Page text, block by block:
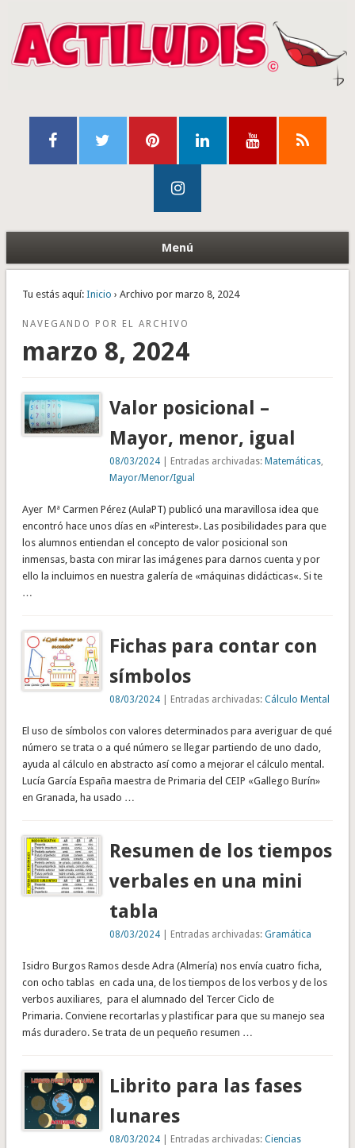
Menú
Tu estás aquí: Inicio › Archivo por marzo 8, 2024
NAVEGANDO POR EL ARCHIVO
marzo 8, 2024
Valor posicional –
Mayor, menor, igual
08/03/2024 | Entradas archivadas:Matemáticas
Mayor/Menor/Igual
Ayer Mª Carmen Pérez (AulaPT) publicó una maravillosa idea que
encontró hace unos días en «Pinterest». Las posibilidades para que
los alumnos entiendan el concepto de valor posicional son
inmensas, basta con mirar las imágenes para darnos cuenta y por
ello la incluimos en nuestra galería de «máquinas didácticas«. Si te
…
Fichas para contar con
símbolos
08/03/2024 | Entradas archivadas:Cálculo Mental
El uso de símbolos con valores determinados para averiguar de qué
número se trata o a qué número se llegar partiendo de uno dado,
ayuda al cálculo en abstracto así como a mejorar el cálculo mental.
Lucía García España maestra de Primaria del CEIP «Gallego Burín»
en Granada, ha usado …
Resumen de los tiempos
verbales en una mini
tabla
08/03/2024 | Entradas archivadas:Gramática
Isidro Burgos Ramos desde Adra (Almería) nos envía cuatro ficha,
con ocho tablas en cada una, de los tiempos de los verbos y de los
verbos auxiliares, para el alumnado del Tercer Ciclo de
Primaria. Conviene recortarlas y plastificar para que su manejo sea
más duradero. Se trata de un pequeño resumen …
Librito para las fases
lunares
08/03/2024 | Entradas archivadas:Ciencias